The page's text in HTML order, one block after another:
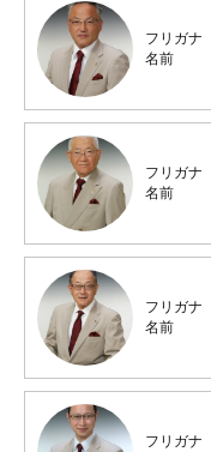
フリガナ
名前
フリガナ
名前
フリガナ
名前
フリガナ